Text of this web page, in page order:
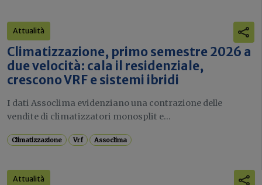
Attualità
Climatizzazione, primo semestre 2026 a
due velocità: cala il residenziale,
crescono VRF e sistemi ibridi
I dati Assoclima evidenziano una contrazione delle
vendite di climatizzatori monosplit e...
Climatizzazione Vrf Assoclima
Attualità